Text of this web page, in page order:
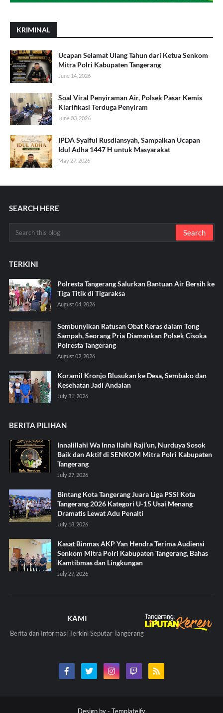
KRIMINAL
Ucapan Selamat Ulang Tahun dari Ketua Senkom
Mitra Polri Kabupaten Tangerang
June 14, 2026
Soal Viral Penyiraman Air, Polsek Pasar Kemis
Klarifikasi Terduga Penyiram
June 03, 2026
IPDA Syaiful Rusdiansyah, Sampaikan Ucapan
Idul Adha 1447 H untuk Masyarakat
May 27, 2026
SEARCH HERE
TERKINI
Polresta Tangerang Salurkan Bantuan Air Bersih ke
Tiga Titik di Tigaraksa ‎
August 04, 2026
Sembunyikan Ratusan Obat Keras dalam Tong
Sampah, Seorang Pria Diamankan Polsek Cisoka
Polresta Tangerang
August 02, 2026
Koramil Kronjo Blusukan ke Desa, Sembako dan
Kesehatan Jadi Andalan ‎
July 31, 2026
BERITA PILIHAN
Innalillahi Wa Inna Ilaihi Raji’un, Nurduya Sosok
Baik dan Aktif di SENKOM Mitra Polri Kabupaten
Tangerang
July 27, 2026
Bintang Kota Tangerang Juara Liga PSSI Kota
Tangerang 2026 Kategori U-15 Usai Menang
Dramatis Lewat Adu Penalti
July 18, 2026
Kasat Binmas AKP Yan Hendra Terima Audiensi
Senkom Mitra Polri Kabupaten Tangerang, Bahas
Kamtibmas dan Lingkungan
July 27, 2026
KAMI
Berita dan Informasi Terkini Seputar Tangerang
Design by - Templateify